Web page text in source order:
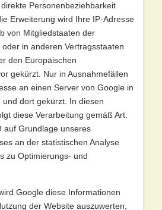
Personenbeziehbarkeit
Erweiterung wird Ihre IP-Adresse
von Mitgliedstaaten der
in anderen Vertragsstaaten
den Europäischen
gekürzt. Nur in Ausnahmefällen
an einen Server von Google in
und dort gekürzt. In diesen
diese Verarbeitung gemäß Art.
auf Grundlage unseres
an der statistischen Analyse
zu Optimierungs- und
Google diese Informationen
der Website auszuwerten,